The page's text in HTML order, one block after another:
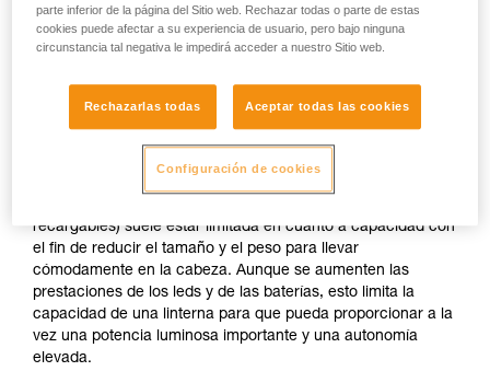
La potencia de iluminación de una linterna y su autonomía
son dos parámetros inseparables independientemente de la
energía determinada, el aumento de la potencia luminosa
implica sistemáticamente una disminución de la autonomía y
viceversa.
recargables) suele estar limitada en cuanto a capacidad con
el fin de reducir el tamaño y el peso para llevar
cómodamente en la cabeza. Aunque se aumenten las
prestaciones de los leds y de las baterías, esto limita la
capacidad de una linterna para que pueda proporcionar a la
vez una potencia luminosa importante y una autonomía
elevada.
parte inferior de la página del Sitio web. Rechazar todas o parte de estas
cookies puede afectar a su experiencia de usuario, pero bajo ninguna
circunstancia tal negativa le impedirá acceder a nuestro Sitio web.
Rechazarlas todas Aceptar todas las cookies
Configuración de cookies